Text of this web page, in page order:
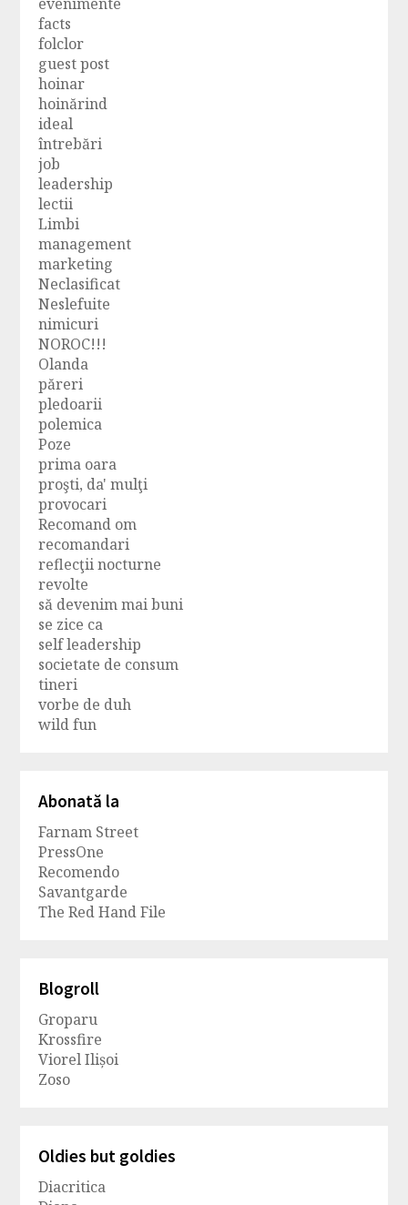
facts
folclor
guest post
hoinar
hoinărind
ideal
întrebări
job
leadership
lectii
Limbi
management
marketing
Neclasificat
Neslefuite
nimicuri
NOROC!!!
Olanda
păreri
pledoarii
polemica
Poze
prima oara
proşti, da' mulţi
provocari
Recomand om
recomandari
reflecţii nocturne
revolte
să devenim mai buni
se zice ca
self leadership
societate de consum
tineri
vorbe de duh
wild fun
Abonată la
Farnam Street
PressOne
Recomendo
Savantgarde
The Red Hand File
Blogroll
Groparu
Krossfire
Viorel Ilișoi
Zoso
Oldies but goldies
Diacritica